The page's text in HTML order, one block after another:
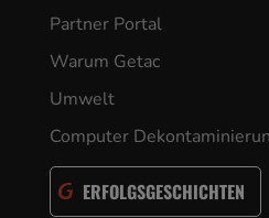
Partner Portal
Warum Getac
Umwelt
Computer
ERFOLGSGESCHICHTEN